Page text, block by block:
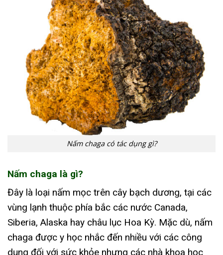
Nấm chaga có tác dụng gì?
Nấm chaga là gì?
Đây là loại nấm mọc trên cây bạch dương, tại các
vùng lạnh thuộc phía bắc các nước Canada,
Siberia, Alaska hay châu lục Hoa Kỳ. Mặc dù, nấm
chaga được y học nhắc đến nhiều với các công
dụng đối với sức khỏe nhưng các nhà khoa học